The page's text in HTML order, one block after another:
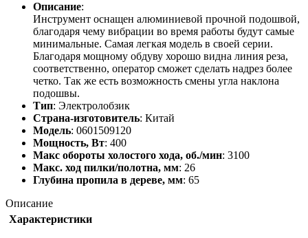
Описание:
Инструмент оснащен алюминиевой прочной подошвой,
благодаря чему вибрации во время работы будут самые
минимальные. Самая легкая модель в своей серии.
Благодаря мощному обдуву хорошо видна линия реза,
соответственно, оператор сможет сделать надрез более
четко. Так же есть возможность смены угла наклона
подошвы.
Тип: Электролобзик
Страна-изготовитель: Китай
Модель: 0601509120
Мощность, Вт: 400
Макс обороты холостого хода, об./мин: 3100
Макс. ход пилки/полотна, мм: 26
Глубина пропила в дереве, мм: 65
Описание
Характеристики